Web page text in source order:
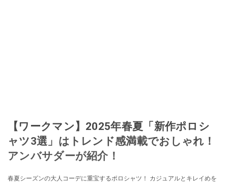
【ワークマン】2025年春夏「新作ポロシ
ャツ3選」はトレンド感満載でおしゃれ！
アンバサダーが紹介！
春夏シーズンの大人コーデに重宝するポロシャツ！ カジュアルとキレイめを